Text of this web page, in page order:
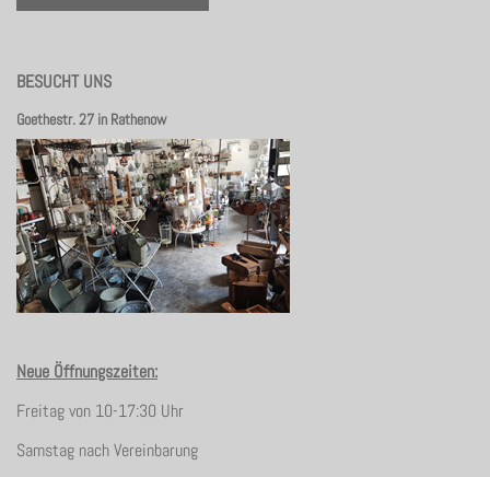
BESUCHT UNS
Goethestr. 27 in Rathenow
Neue Öffnungszeiten:
Freitag von 10-17:30 Uhr
Samstag nach Vereinbarung